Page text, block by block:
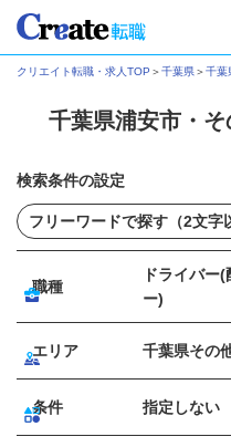
クリエイト転職・求人TOP ＞千葉県＞千葉
千葉県浦安市・
検索条件の設定
職種
ドライバー
ー)
エリア 千葉県その
条件 指定しない